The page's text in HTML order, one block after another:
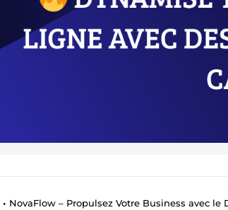
• NovaFlow – Propulsez Votre Business avec le